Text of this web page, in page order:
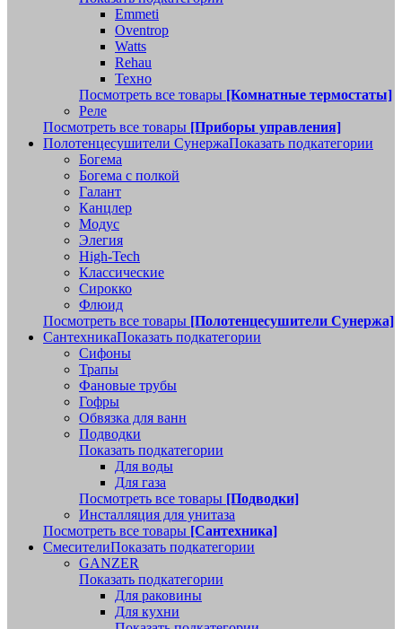
Emmeti
Oventrop
Watts
Rehau
Техно
Посмотреть все товары [Комнатные термостаты]
Реле
Посмотреть все товары [Приборы управления]
Полотенцесушители СунержаПоказать подкатегории
Богема
Богема с полкой
Галант
Канцлер
Модус
Элегия
High-Tech
Классические
Сирокко
Флюид
Посмотреть все товары [Полотенцесушители Сунержа]
СантехникаПоказать подкатегории
Сифоны
Трапы
Фановые трубы
Гофры
Обвязка для ванн
Подводки
Показать подкатегории
Для воды
Для газа
Посмотреть все товары [Подводки]
Инсталляция для унитаза
Посмотреть все товары [Сантехника]
СмесителиПоказать подкатегории
GANZER
Показать подкатегории
Для раковины
Для кухни